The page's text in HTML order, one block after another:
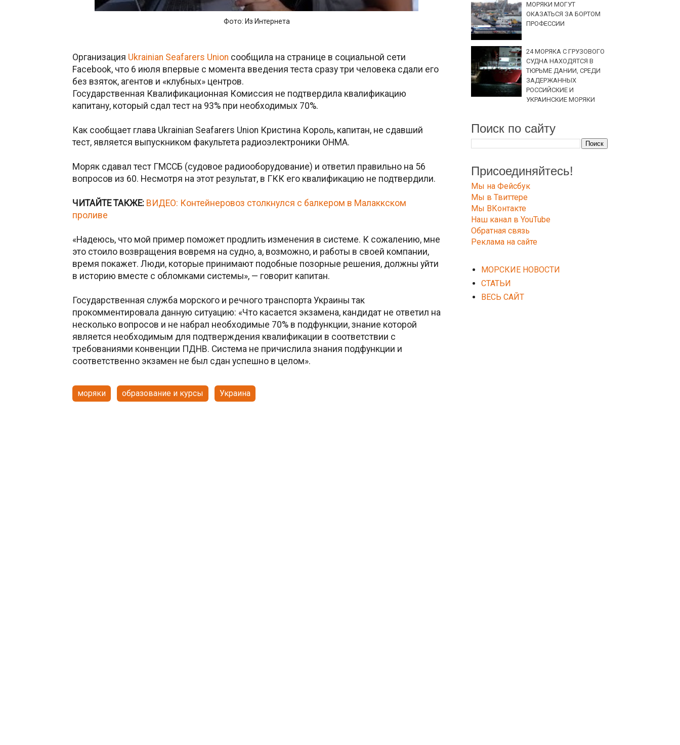
Фото: Из Интернета
Организация Ukrainian Seafarers Union сообщила на странице в социальной сети
Facebook, что 6 июля впервые с момента введения теста сразу три человека сдали его
без взяток, агентов и «клубных» центров.
Государственная Квалификационная Комиссия не подтвердила квалификацию
капитану, который сдал тест на 93% при необходимых 70%.
Как сообщает глава Ukrainian Seafarers Union Кристина Король, капитан, не сдавший
тест, является выпускником факультета радиоэлектроники ОНМА.
Моряк сдавал тест ГМССБ (судовое радиооборудование) и ответил правильно на 56
вопросов из 60. Несмотря на этот результат, в ГКК его квалификацию не подтвердили.
ЧИТАЙТЕ ТАКЖЕ: ВИДЕО: Контейнеровоз столкнулся с балкером в Малаккском
проливе
«Надеюсь, что мой пример поможет продлить изменения в системе. К сожалению, мне
это стоило возвращения вовремя на судно, а, возможно, и работы в своей компании,
время покажет. Люди, которые принимают подобные позорные решения, должны уйти
в историю вместе с обломками системы», — говорит капитан.
Государственная служба морского и речного транспорта Украины так
прокомментировала данную ситуацию: «Что касается экзамена, кандидат не ответил на
несколько вопросов и не набрал необходимые 70% в подфункции, знание которой
является необходимым для подтверждения квалификации в соответствии с
требованиями конвенции ПДНВ. Система не причислила знания подфункции и
соответственно экзамен не был сдан успешно в целом».
моряки образование и курсы Украина
МОРЯКИ МОГУТ
ОКАЗАТЬСЯ ЗА БОРТОМ
ПРОФЕССИИ
24 МОРЯКА С ГРУЗОВОГО
СУДНА НАХОДЯТСЯ В
ТЮРЬМЕ ДАНИИ, СРЕДИ
ЗАДЕРЖАННЫХ
РОССИЙСКИЕ И
УКРАИНСКИЕ МОРЯКИ
Поиск по сайту
Присоединяйтесь!
Мы на Фейсбук
Мы в Твиттере
Мы ВКонтакте
Наш канал в YouTube
Обратная связь
Реклама на сайте
МОРСКИЕ НОВОСТИ
СТАТЬИ
ВЕСЬ САЙТ